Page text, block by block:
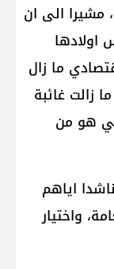
مشيرا الى ان
اولادها
ما زال
زالت غائبة
هو من
اياهم
واختيار